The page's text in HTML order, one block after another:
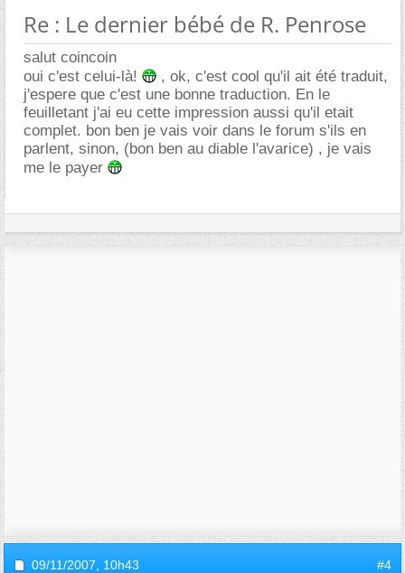
Re : Le dernier bébé de R. Penrose
salut coincoin
oui c'est celui-là!
, ok, c'est cool qu'il ait été traduit,
j'espere que c'est une bonne traduction. En le
feuilletant j'ai eu cette impression aussi qu'il etait
complet. bon ben je vais voir dans le forum s'ils en
parlent, sinon, (bon ben au diable l'avarice) , je vais
me le payer
09/11/2007, 10h43 #4